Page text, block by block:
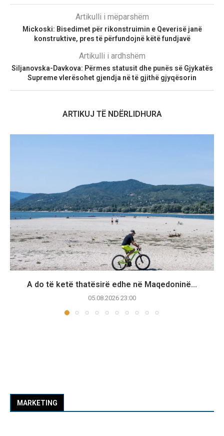
Artikulli i mëparshëm
Mickoski: Bisedimet për rikonstruimin e Qeverisë janë
konstruktive, pres të përfundojnë këtë fundjavë
Artikulli i ardhshëm
Siljanovska-Davkova: Përmes statusit dhe punës së Gjykatës
Supreme vlerësohet gjendja në të gjithë gjyqësorin
ARTIKUJ TË NDËRLIDHURA
A do të ketë thatësirë edhe në Maqedoninë...
05.08.2026 23:00
MARKETING